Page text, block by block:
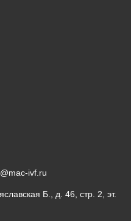
ivf.ru
Б., д. 46, стр. 2, эт.